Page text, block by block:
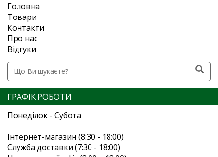
Головна
Товари
Контакти
Про нас
Відгуки
ГРАФІК РОБОТИ
Понеділок - Субота
Інтернет-магазин (8:30 - 18:00)
Служба доставки (7:30 - 18:00)